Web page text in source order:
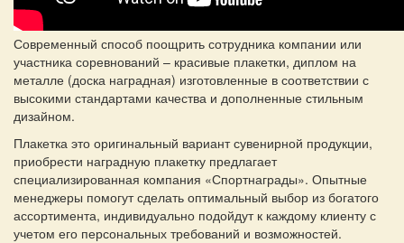
Современный способ поощрить сотрудника компании или
участника соревнований – красивые плакетки, диплом на
металле (доска наградная) изготовленные в соответствии с
высокими стандартами качества и дополненные стильным
дизайном.
Плакетка это оригинальный вариант сувенирной продукции,
приобрести наградную плакетку предлагает
специализированная компания «Спортнаграды». Опытные
менеджеры помогут сделать оптимальный выбор из богатого
ассортимента, индивидуально подойдут к каждому клиенту с
учетом его персональных требований и возможностей.